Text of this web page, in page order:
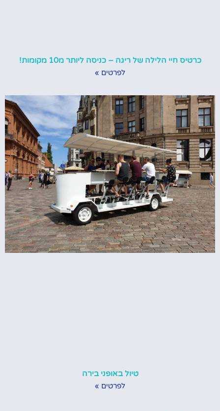
כרטיס חיי הלילה של ריגה – כניסה ליותר מ10 מקומות!
לפרטים »
טיול באופני בירה
לפרטים »